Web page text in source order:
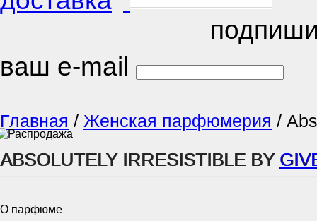
ваш e-mail
Главная / Женская парфюмерия /
ABSOLUTELY IRRESISTIBLE BY
О парфюме